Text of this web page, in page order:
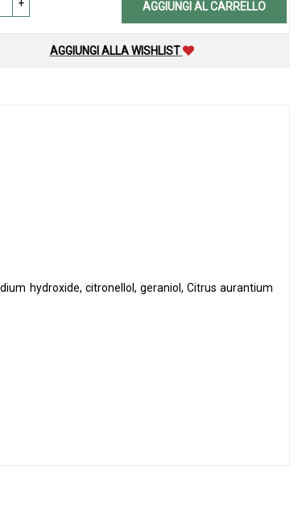
+ AGGIUNGI AL CARRELLO
AGGIUNGI ALLA WISHLIST
hydroxide, citronellol, geraniol, Citrus aurantium